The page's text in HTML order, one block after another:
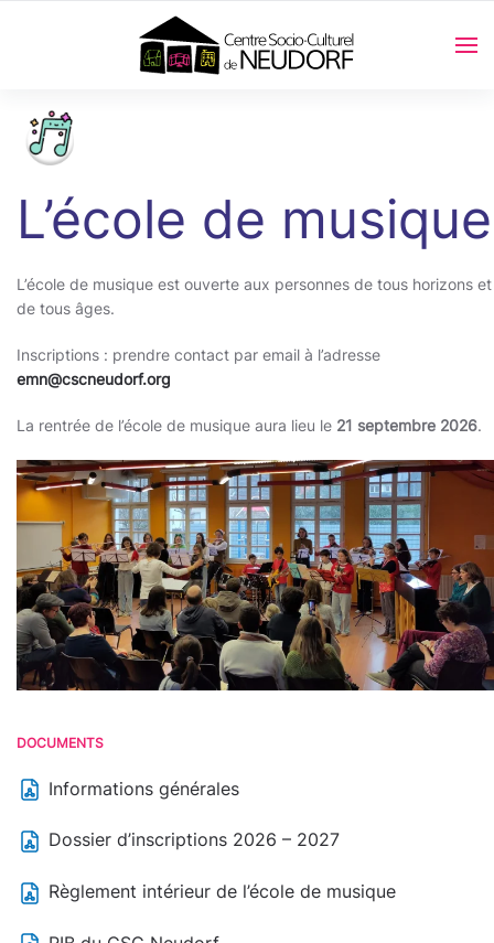
L’école de musique
L’école de musique est ouverte aux personnes de tous horizons et
de tous âges.
Inscriptions : prendre contact par email à l’adresse
emn@cscneudorf.org
La rentrée de l’école de musique aura lieu le 21 septembre 2026.
DOCUMENTS
Informations générales
Dossier d’inscriptions 2026 – 2027
Règlement intérieur de l’école de musique